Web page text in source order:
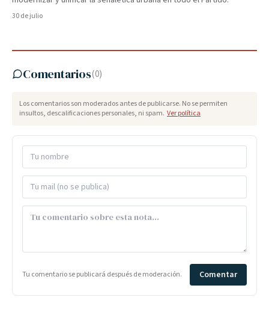
30 de julio
Comentarios(0)
Los comentarios son moderados antes de publicarse. No se permiten
insultos, descalificaciones personales, ni spam. Ver política
Tu comentario se publicará después de moderación. Comentar